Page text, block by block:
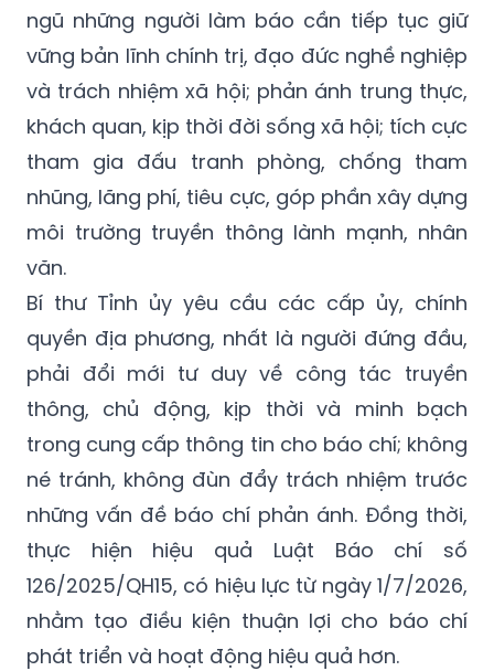
ngũ những người làm báo cần tiếp tục giữ
vững bản lĩnh chính trị, đạo đức nghề nghiệp
và trách nhiệm xã hội; phản ánh trung thực,
khách quan, kịp thời đời sống xã hội; tích cực
tham gia đấu tranh phòng, chống tham
nhũng, lãng phí, tiêu cực, góp phần xây dựng
môi trường truyền thông lành mạnh, nhân
văn.
Bí thư Tỉnh ủy yêu cầu các cấp ủy, chính
quyền địa phương, nhất là người đứng đầu,
phải đổi mới tư duy về công tác truyền
thông, chủ động, kịp thời và minh bạch
trong cung cấp thông tin cho báo chí; không
né tránh, không đùn đẩy trách nhiệm trước
những vấn đề báo chí phản ánh. Đồng thời,
thực hiện hiệu quả Luật Báo chí số
126/2025/QH15, có hiệu lực từ ngày 1/7/2026,
nhằm tạo điều kiện thuận lợi cho báo chí
phát triển và hoạt động hiệu quả hơn.